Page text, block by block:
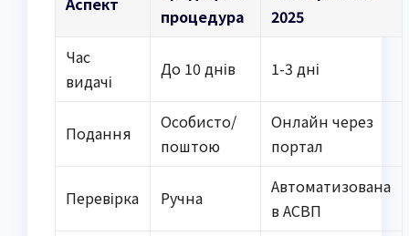
процедура
2025
Час
видачі
До 10 днів 1-3 дні
Подання
Особисто/
поштою
Онлайн через
портал
Перевірка Ручна
Автоматизована
в АСВП